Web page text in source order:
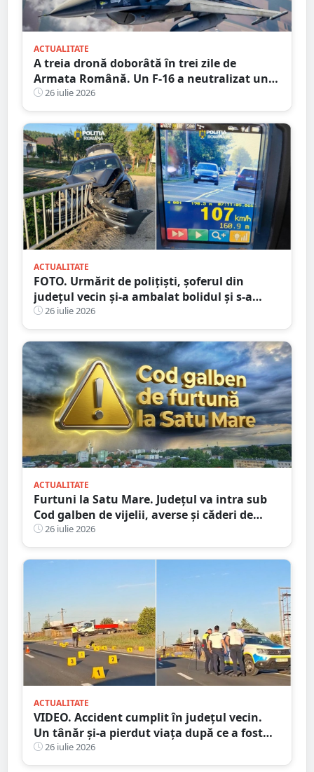
ACTUALITATE
A treia dronă doborâtă în trei zile de
Armata Română. Un F-16 a neutralizat un
aparat fără pilot deasupra Mării Negre
26 iulie 2026
ACTUALITATE
FOTO. Urmărit de polițiști, șoferul din
județul vecin și-a ambalat bolidul și s-a
oprit într-un cap de pod. Apoi a luat-o la
fugă
26 iulie 2026
ACTUALITATE
Furtuni la Satu Mare. Județul va intra sub
Cod galben de vijelii, averse și căderi de
grindină
26 iulie 2026
ACTUALITATE
VIDEO. Accident cumplit în județul vecin.
Un tânăr și-a pierdut viața după ce a fost
lovit de camion
26 iulie 2026